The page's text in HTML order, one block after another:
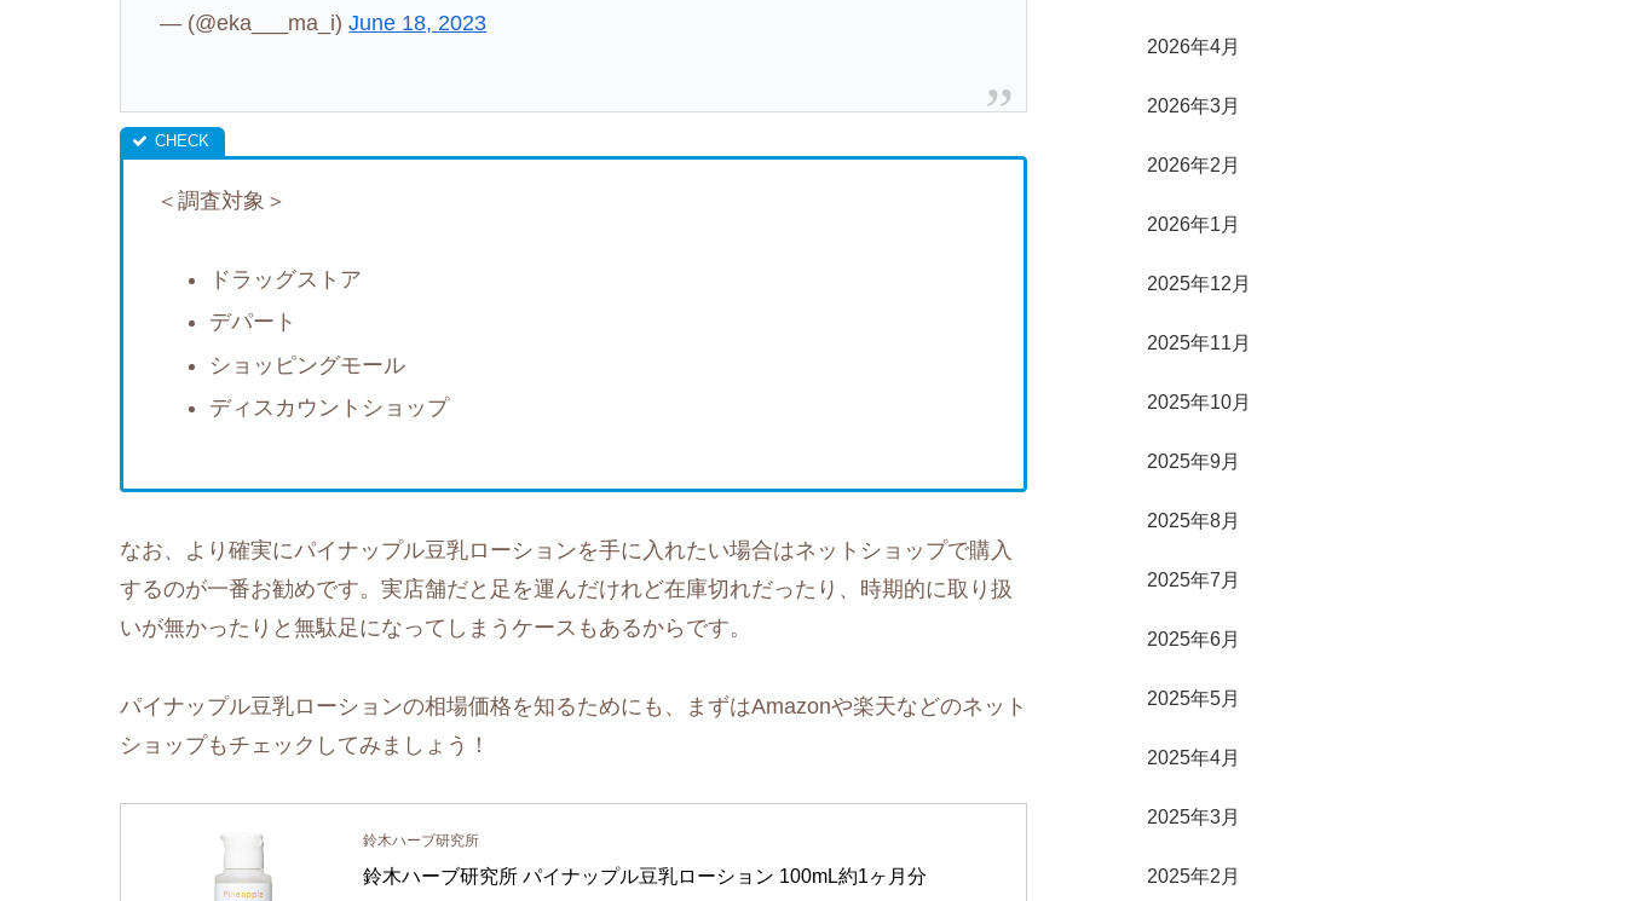
— (@eka___ma_i)June 18, 2023
＜調査対象＞
ドラッグストア
デパート
ショッピングモール
ディスカウントショップ
なお、より確実にパイナップル豆乳ローションを手に入れたい場合はネットショップで購入
するのが一番お勧めです。実店舗だと足を運んだけれど在庫切れだったり、時期的に取り扱
いが無かったりと無駄足になってしまうケースもあるからです。
パイナップル豆乳ローションの相場価格を知るためにも、まずはAmazonや楽天などのネット
ショップもチェックしてみましょう！
鈴木ハーブ研究所
鈴木ハーブ研究所 パイナップル豆乳ローション 100mL約1ヶ月分
2026年4月
2026年3月
2026年2月
2026年1月
2025年12月
2025年11月
2025年10月
2025年9月
2025年8月
2025年7月
2025年6月
2025年5月
2025年4月
2025年3月
2025年2月